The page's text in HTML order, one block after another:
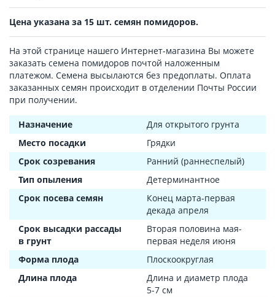
Цена указана за 15 шт. семян помидоров.
На этой странице нашего Интернет-магазина Вы можете
заказать семена помидоров почтой наложенным
платежом. Семена высылаются без предоплаты. Оплата
заказанных семян происходит в отделении Почты России
при получении.
Назначение
Для открытого грунта
Место посадки
Грядки
Срок созревания
Ранний (раннеспелый)
Тип опыления
Детерминантное
Срок посева семян
Конец марта-первая
декада апреля
Срок высадки рассады
в грунт
Вторая половина мая-
первая неделя июня
Форма плода
Плоскоокруглая
Длина плода
Длина и диаметр плода
5-7 см